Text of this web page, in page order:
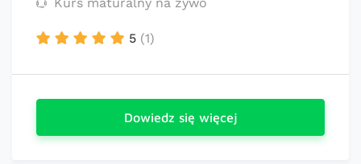
5 (1)
Dowiedz się więcej